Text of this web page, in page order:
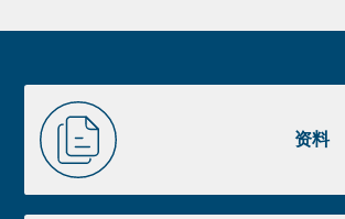
footer
image
footer
资料
料